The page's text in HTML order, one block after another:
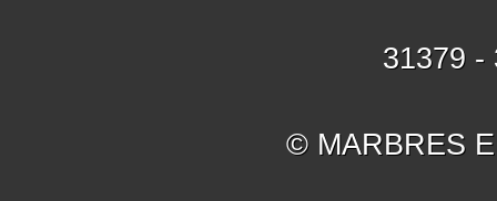
31379 -
© MARBRES